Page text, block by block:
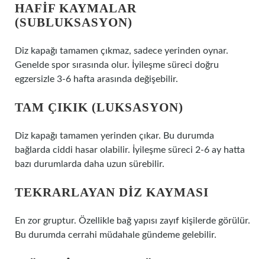
HAFIF KAYMALAR
(SUBLUKSASYON)
Diz kapağı tamamen çıkmaz, sadece yerinden oynar.
Genelde spor sırasında olur. İyileşme süreci doğru
egzersizle 3-6 hafta arasında değişebilir.
TAM ÇIKIK (LUKSASYON)
Diz kapağı tamamen yerinden çıkar. Bu durumda
bağlarda ciddi hasar olabilir. İyileşme süreci 2-6 ay hatta
bazı durumlarda daha uzun sürebilir.
TEKRARLAYAN DIZ KAYMASI
En zor gruptur. Özellikle bağ yapısı zayıf kişilerde görülür.
Bu durumda cerrahi müdahale gündeme gelebilir.